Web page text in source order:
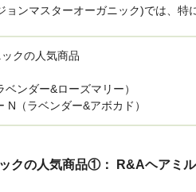
ンマスターオーガニック)では、特
クの人気商品
ンダー&ローズマリー）
N（ラベンダー&アボカド）
クの人気商品①： R&Aヘアミ